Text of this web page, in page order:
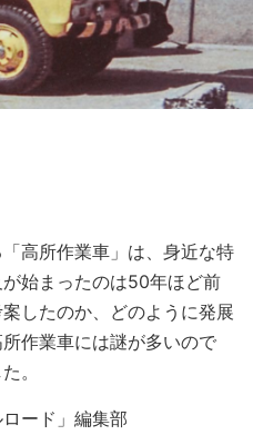
高所作業車」は、身近な特
始まったのは50年ほど前
したのか、どのように発展
作業車には謎が多いので
。
ード」編集部